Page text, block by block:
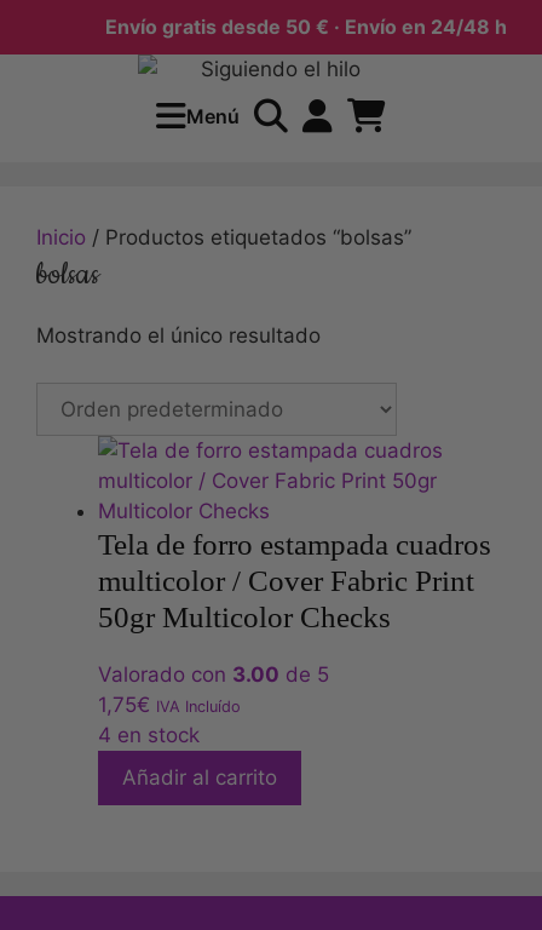
Envío gratis desde 50 € · Envío en 24/48 h
Menú
Inicio / Productos etiquetados “bolsas”
bolsas
Mostrando el único resultado
Tela de forro estampada cuadros
multicolor / Cover Fabric Print
50gr Multicolor Checks
Valorado con 3.00 de 5
1,75€ IVA Incluído
4 en stock
Añadir al carrito